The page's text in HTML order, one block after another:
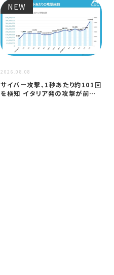
NEW
2026.08.08
サイバー攻撃、1秒あたり約101回
を検知 イタリア発の攻撃が前年